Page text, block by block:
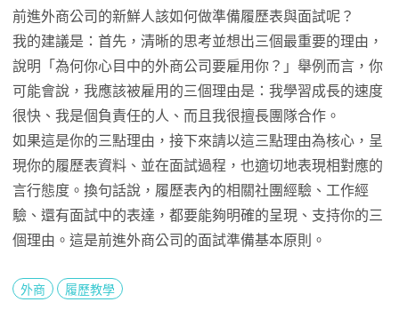
前進外商公司的新鮮人該如何做準備履歷表與面試呢？
我的建議是：首先，清晰的思考並想出三個最重要的理由，
說明「為何你心目中的外商公司要雇用你？」舉例而言，你
可能會說，我應該被雇用的三個理由是：我學習成長的速度
很快、我是個負責任的人、而且我很擅長團隊合作。
如果這是你的三點理由，接下來請以這三點理由為核心，呈
現你的履歷表資料、並在面試過程，也適切地表現相對應的
言行態度。換句話說，履歷表內的相關社團經驗、工作經
驗、還有面試中的表達，都要能夠明確的呈現、支持你的三
個理由。這是前進外商公司的面試準備基本原則。
外商 履歷教學